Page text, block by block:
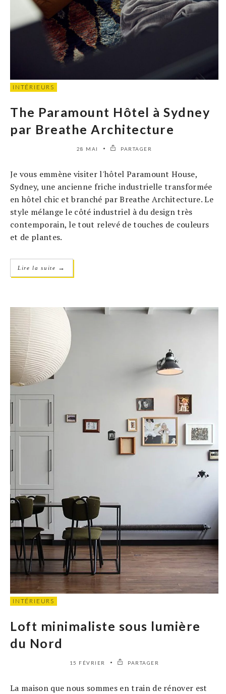
INTÉRIEURS
The Paramount Hôtel à Sydney
par Breathe Architecture
28 MAI PARTAGER
Je vous emmène visiter l'hôtel Paramount House,
Sydney, une ancienne friche industrielle transformée
en hôtel chic et branché par Breathe Architecture. Le
style mélange le côté industriel à du design très
contemporain, le tout relevé de touches de couleurs
et de plantes.
Lire la suite →
INTÉRIEURS
Loft minimaliste sous lumière
du Nord
15 FÉVRIER PARTAGER
La maison que nous sommes en train de rénover est